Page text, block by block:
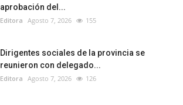
aprobación del...
Editora Agosto 7, 2026 155
Dirigentes sociales de la provincia se
reunieron con delegado...
Editora Agosto 7, 2026 126